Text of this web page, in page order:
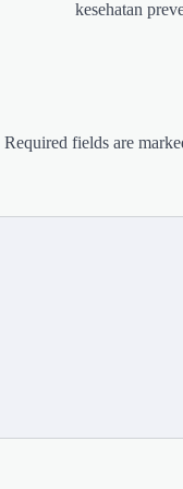
kesehatan
Required fields are